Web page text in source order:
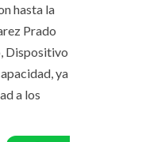
hasta la
Prado
Dispositivo
ya
a los